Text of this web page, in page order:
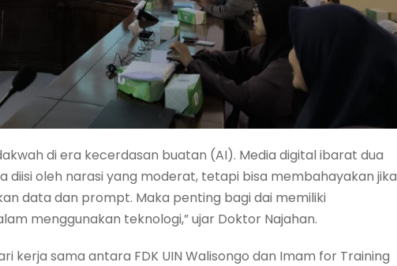
di era kecerdasan buatan (AI). Media digital ibarat dua
diisi oleh narasi yang moderat, tetapi bisa membahayakan jika
data dan prompt. Maka penting bagi dai memiliki
menggunakan teknologi,” ujar Doktor Najahan.
kerja sama antara FDK UIN Walisongo dan Imam for Training